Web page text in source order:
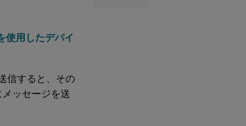
用したデバイ
信すると、その
ッセージを送